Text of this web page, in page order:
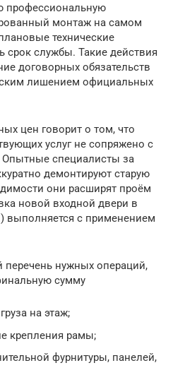
профессиональную
монтаж на самом
технические
срок службы. Такие действия
договорных обязательств
лишением официальных
цен говорит о том, что
услуг не сопряжено с
специалисты за
демонтируют старую
они расширят проём
новой входной двери в
выполняется с применением
перечень нужных операций,
сумму
на этаж;
крепления рамы;
фурнитуры, панелей,